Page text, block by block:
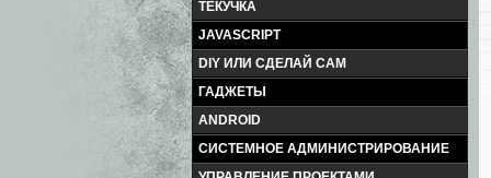
ТЕКУЧКА
JAVASCRIPT
DIY ИЛИ СДЕЛАЙ САМ
ГАДЖЕТЫ
ANDROID
СИСТЕМНОЕ АДМИНИСТРИРОВАНИЕ